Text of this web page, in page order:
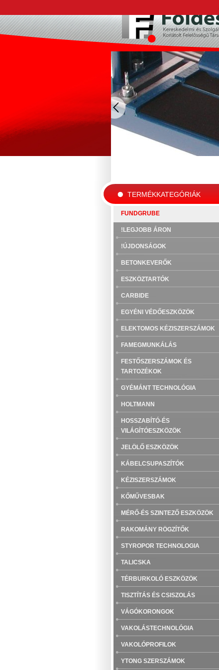
FUNDGRUBE
!LEGJOBB ÁRON
!ÚJDONSÁGOK
BETONKEVERŐK
ESZKÖZTARTÓK
CARBIDE
EGYÉNI VÉDŐESZKÖZÖK
ELEKTOMOS KÉZISZERSZÁMOK
FAMEGMUNKÁLÁS
FESTŐSZERSZÁMOK ÉS
TARTOZÉKOK
GYÉMÁNT TECHNOLÓGIA
HOLTMANN
HOSSZABÍTÓ-ÉS
VILÁGÍTÓESZKÖZÖK
JELÖLŐ ESZKÖZÖK
KÁBELCSUPASZÍTÓK
KÉZISZERSZÁMOK
KŐMŰVESBAK
MÉRŐ-ÉS SZINTEZŐ ESZKÖZÖK
RAKOMÁNY RÖGZÍTŐK
STYROPOR TECHNOLOGIA
TALICSKA
TÉRBURKOLÓ ESZKÖZÖK
TISZTÍTÁS ÉS CSISZOLÁS
VÁGÓKORONGOK
VAKOLÁSTECHNOLÓGIA
VAKOLÓPROFILOK
YTONG SZERSZÁMOK
TERMÉKKATEGÓRIÁK